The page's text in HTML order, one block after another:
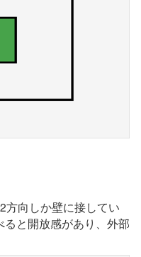
方向しか壁に接してい
と開放感があり、外部